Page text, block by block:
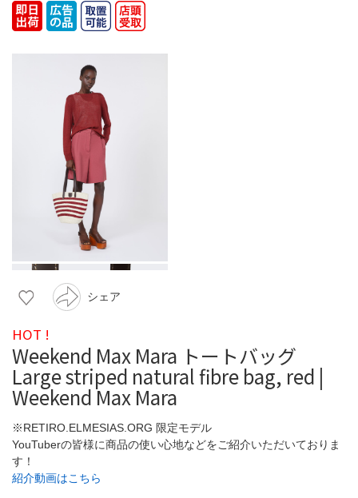
シェア
HOT !
Weekend Max Mara トートバッグ
Large striped natural fibre bag, red |
Weekend Max Mara
※RETIRO.ELMESIAS.ORG 限定モデル
YouTuberの皆様に商品の使い心地などをご紹介いただいておりま
す！
紹介動画はこちら